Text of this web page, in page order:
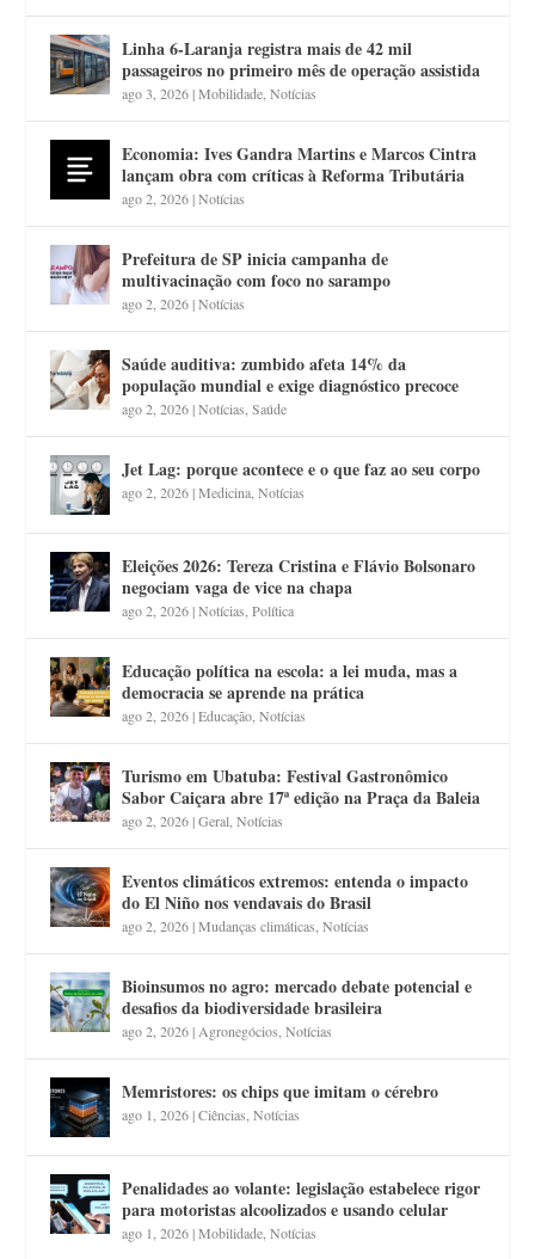
Linha 6-Laranja registra mais de 42 mil
passageiros no primeiro mês de operação assistida
ago 3, 2026|Mobilidade ,Notícias
Economia: Ives Gandra Martins e Marcos Cintra
lançam obra com críticas à Reforma Tributária
ago 2, 2026|Notícias
Prefeitura de SP inicia campanha de
multivacinação com foco no sarampo
ago 2, 2026|Notícias
Saúde auditiva: zumbido afeta 14% da
população mundial e exige diagnóstico precoce
ago 2, 2026|Notícias ,Saúde
Jet Lag: porque acontece e o que faz ao seu corpo
ago 2, 2026|Medicina ,Notícias
Eleições 2026: Tereza Cristina e Flávio Bolsonaro
negociam vaga de vice na chapa
ago 2, 2026|Notícias ,Política
Educação política na escola: a lei muda, mas a
democracia se aprende na prática
ago 2, 2026|Educação ,Notícias
Turismo em Ubatuba: Festival Gastronômico
Sabor Caiçara abre 17ª edição na Praça da Baleia
ago 2, 2026|Geral ,Notícias
Eventos climáticos extremos: entenda o impacto
do El Niño nos vendavais do Brasil
ago 2, 2026|Mudanças climáticas ,Notícias
Bioinsumos no agro: mercado debate potencial e
desafios da biodiversidade brasileira
ago 2, 2026| Agronegócios ,Notícias
Memristores: os chips que imitam o cérebro
ago 1, 2026|Ciências ,Notícias
Penalidades ao volante: legislação estabelece rigor
para motoristas alcoolizados e usando celular
ago 1, 2026|Mobilidade ,Notícias